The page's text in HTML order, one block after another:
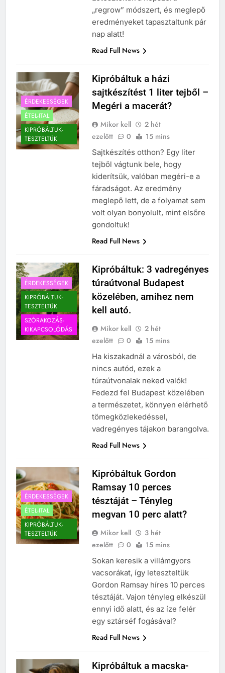
„regrow” módszert, és meglepő
eredményeket tapasztaltunk pár
nap alatt!
Read Full News
ÉRDEKESSÉGEK
ÉTEL-ITAL
KIPRÓBÁLTUK-
TESZTELTÜK
Kipróbáltuk a házi
sajtkészítést 1 liter tejből –
Megéri a macerát?
Mikor kell
2 hét
ezelőtt
0 15 mins
Sajtkészítés otthon? Egy liter
tejből vágtunk bele, hogy
kiderítsük, valóban megéri-e a
fáradságot. Az eredmény
meglepő lett, de a folyamat sem
volt olyan bonyolult, mint elsőre
gondoltuk!
Read Full News
ÉRDEKESSÉGEK
KIPRÓBÁLTUK-
TESZTELTÜK
SZÓRAKOZÁS-
KIKAPCSOLÓDÁS
Kipróbáltuk: 3 vadregényes
túraútvonal Budapest
közelében, amihez nem
kell autó.
Mikor kell
2 hét
ezelőtt
0 15 mins
Ha kiszakadnál a városból, de
nincs autód, ezek a
túraútvonalak neked valók!
Fedezd fel Budapest közelében
a természetet, könnyen elérhető
tömegközlekedéssel,
vadregényes tájakon barangolva.
Read Full News
ÉRDEKESSÉGEK
ÉTEL-ITAL
KIPRÓBÁLTUK-
TESZTELTÜK
Kipróbáltuk Gordon
Ramsay 10 perces
tésztáját – Tényleg
megvan 10 perc alatt?
Mikor kell
3 hét
ezelőtt
0 15 mins
Sokan keresik a villámgyors
vacsorákat, így leteszteltük
Gordon Ramsay híres 10 perces
tésztáját. Vajon tényleg elkészül
ennyi idő alatt, és az íze felér
egy sztárséf fogásával?
Read Full News
Kipróbáltuk a macska-